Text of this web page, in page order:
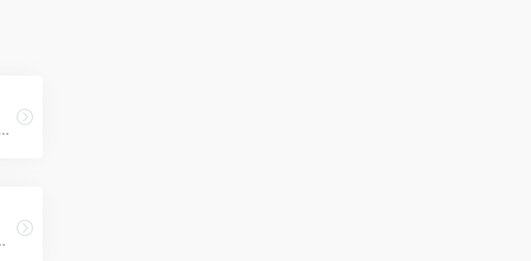
,动画培训,漫画培训,插画培训
学电脑…